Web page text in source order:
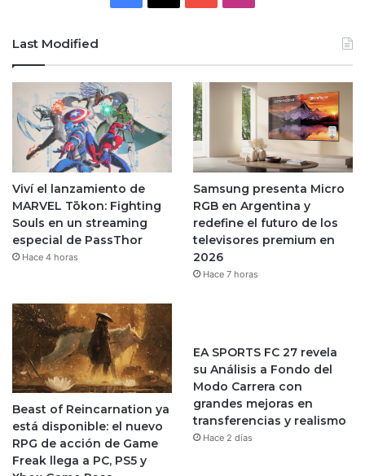
Last Modified
Viví el lanzamiento de
MARVEL Tōkon: Fighting
Souls en un streaming
especial de PassThor
Hace 4 horas
Samsung presenta Micro
RGB en Argentina y
redefine el futuro de los
televisores premium en
2026
Hace 7 horas
Beast of Reincarnation ya
está disponible: el nuevo
RPG de acción de Game
Freak llega a PC, PS5 y
EA SPORTS FC 27 revela
su Análisis a Fondo del
Modo Carrera con
grandes mejoras en
transferencias y realismo
Hace 2 días